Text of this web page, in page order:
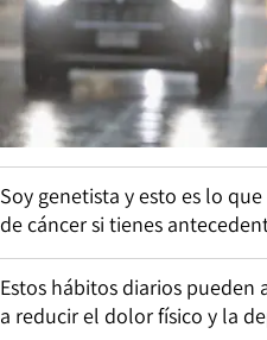
Soy genetista y esto es lo
de cáncer si tienes
Estos hábitos diarios pueden
a reducir el dolor físico y la